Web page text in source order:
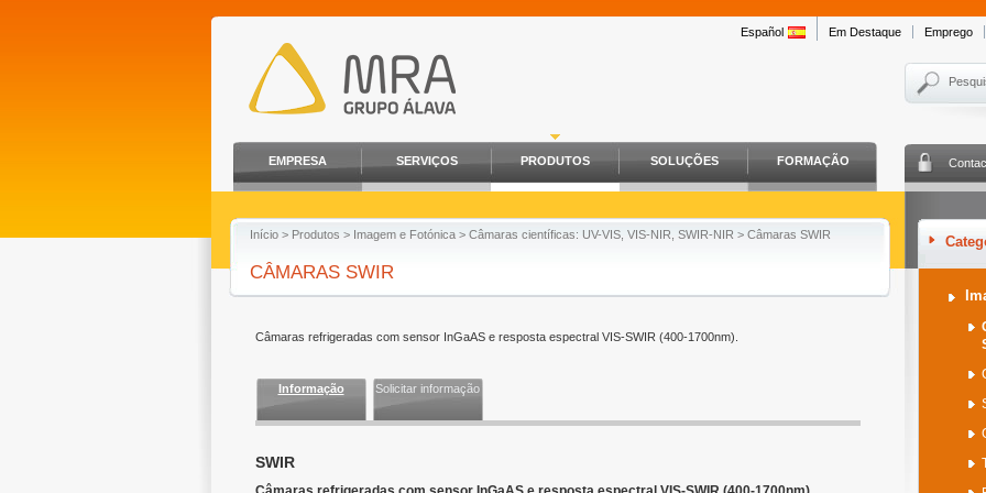
Em Destaque Emprego
Español
EMPRESA SERVIÇOS PRODUTOS SOLUÇÕES FORMAÇÃO
Início > Produtos > Imagem e Fotónica > Câmaras científicas: UV-VIS, VIS-NIR, SWIR-NIR > Câmaras SWIR
CÂMARAS SWIR
Câmaras refrigeradas com sensor InGaAS e resposta espectral VIS-SWIR (400-1700nm).
Informação Solicitar informação
SWIR